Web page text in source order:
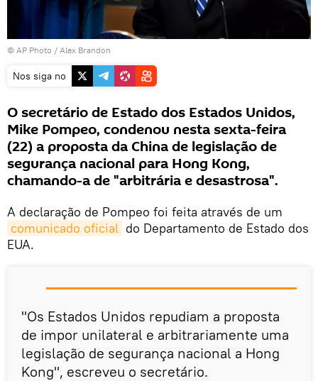
© AP Photo / Alex Brandon
Nos siga no
O secretário de Estado dos Estados Unidos,
Mike Pompeo, condenou nesta sexta-feira
(22) a proposta da China de legislação de
segurança nacional para Hong Kong,
chamando-a de "arbitrária e desastrosa".
A declaração de Pompeo foi feita através de um
comunicado oficial do Departamento de Estado dos
EUA.
"Os Estados Unidos repudiam a proposta
de impor unilateral e arbitrariamente uma
legislação de segurança nacional a Hong
Kong", escreveu o secretário.